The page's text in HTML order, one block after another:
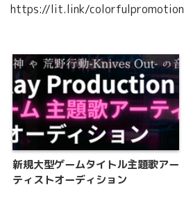
https://lit.link/colorfulpromotion
新規大型ゲームタイトル主題歌アー
ティストオーディション